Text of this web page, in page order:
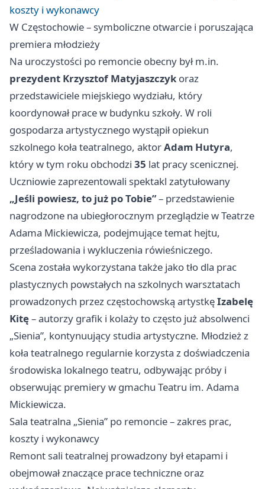
koszty i wykonawcy
W Częstochowie – symboliczne otwarcie i poruszająca
premiera młodzieży
Na uroczystości po remoncie obecny był m.in.
prezydent Krzysztof Matyjaszczyk oraz
przedstawiciele miejskiego wydziału, który
koordynował prace w budynku szkoły. W roli
gospodarza artystycznego wystąpił opiekun
szkolnego koła teatralnego, aktorAdam Hutyra,
który w tym roku obchodzi 35 lat pracy scenicznej.
Uczniowie zaprezentowali spektakl zatytułowany
„Jeśli powiesz, to już po Tobie”– przedstawienie
nagrodzone na ubiegłorocznym przeglądzie w Teatrze
Adama Mickiewicza, podejmujące temat hejtu,
prześladowania i wykluczenia rówieśniczego.
Scena została wykorzystana także jako tło dla prac
plastycznych powstałych na szkolnych warsztatach
prowadzonych przez częstochowską artystkęIzabelę
Kitę– autorzy grafik i kolaży to często już absolwenci
„Sienia”, kontynuujący studia artystyczne. Młodzież z
koła teatralnego regularnie korzysta z doświadczenia
środowiska lokalnego teatru, odbywając próby i
obserwując premiery w gmachu Teatru im. Adama
Mickiewicza.
Sala teatralna „Sienia” po remoncie – zakres prac,
koszty i wykonawcy
Remont sali teatralnej prowadzony był etapami i
obejmował znaczące prace techniczne oraz